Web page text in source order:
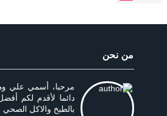
من نحن
مرحبا، أسمي علي
دائما لأقدم لكم
بالطبخ والاكل الصحي